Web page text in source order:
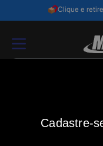
Clique e
CELULARES
Cadastre-